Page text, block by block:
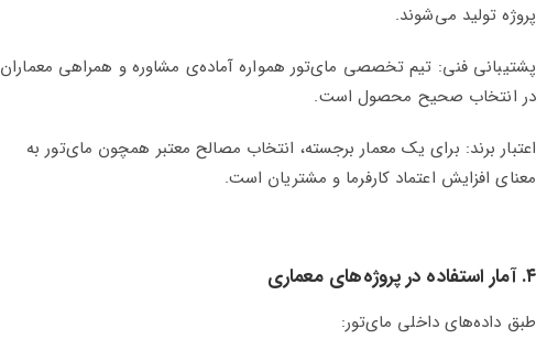
پروژه تولید می‌شوند.
پشتیبانی فنی: تیم تخصصی مای‌تور همواره آماده‌ی مشاوره و همراهی معماران
در انتخاب صحیح محصول است.
اعتبار برند: برای یک معمار برجسته، انتخاب مصالح معتبر همچون مای‌تور به
معنای افزایش اعتماد کارفرما و مشتریان است.
۴. آمار استفاده در پروژه‌های معماری
طبق داده‌های داخلی مای‌تور: